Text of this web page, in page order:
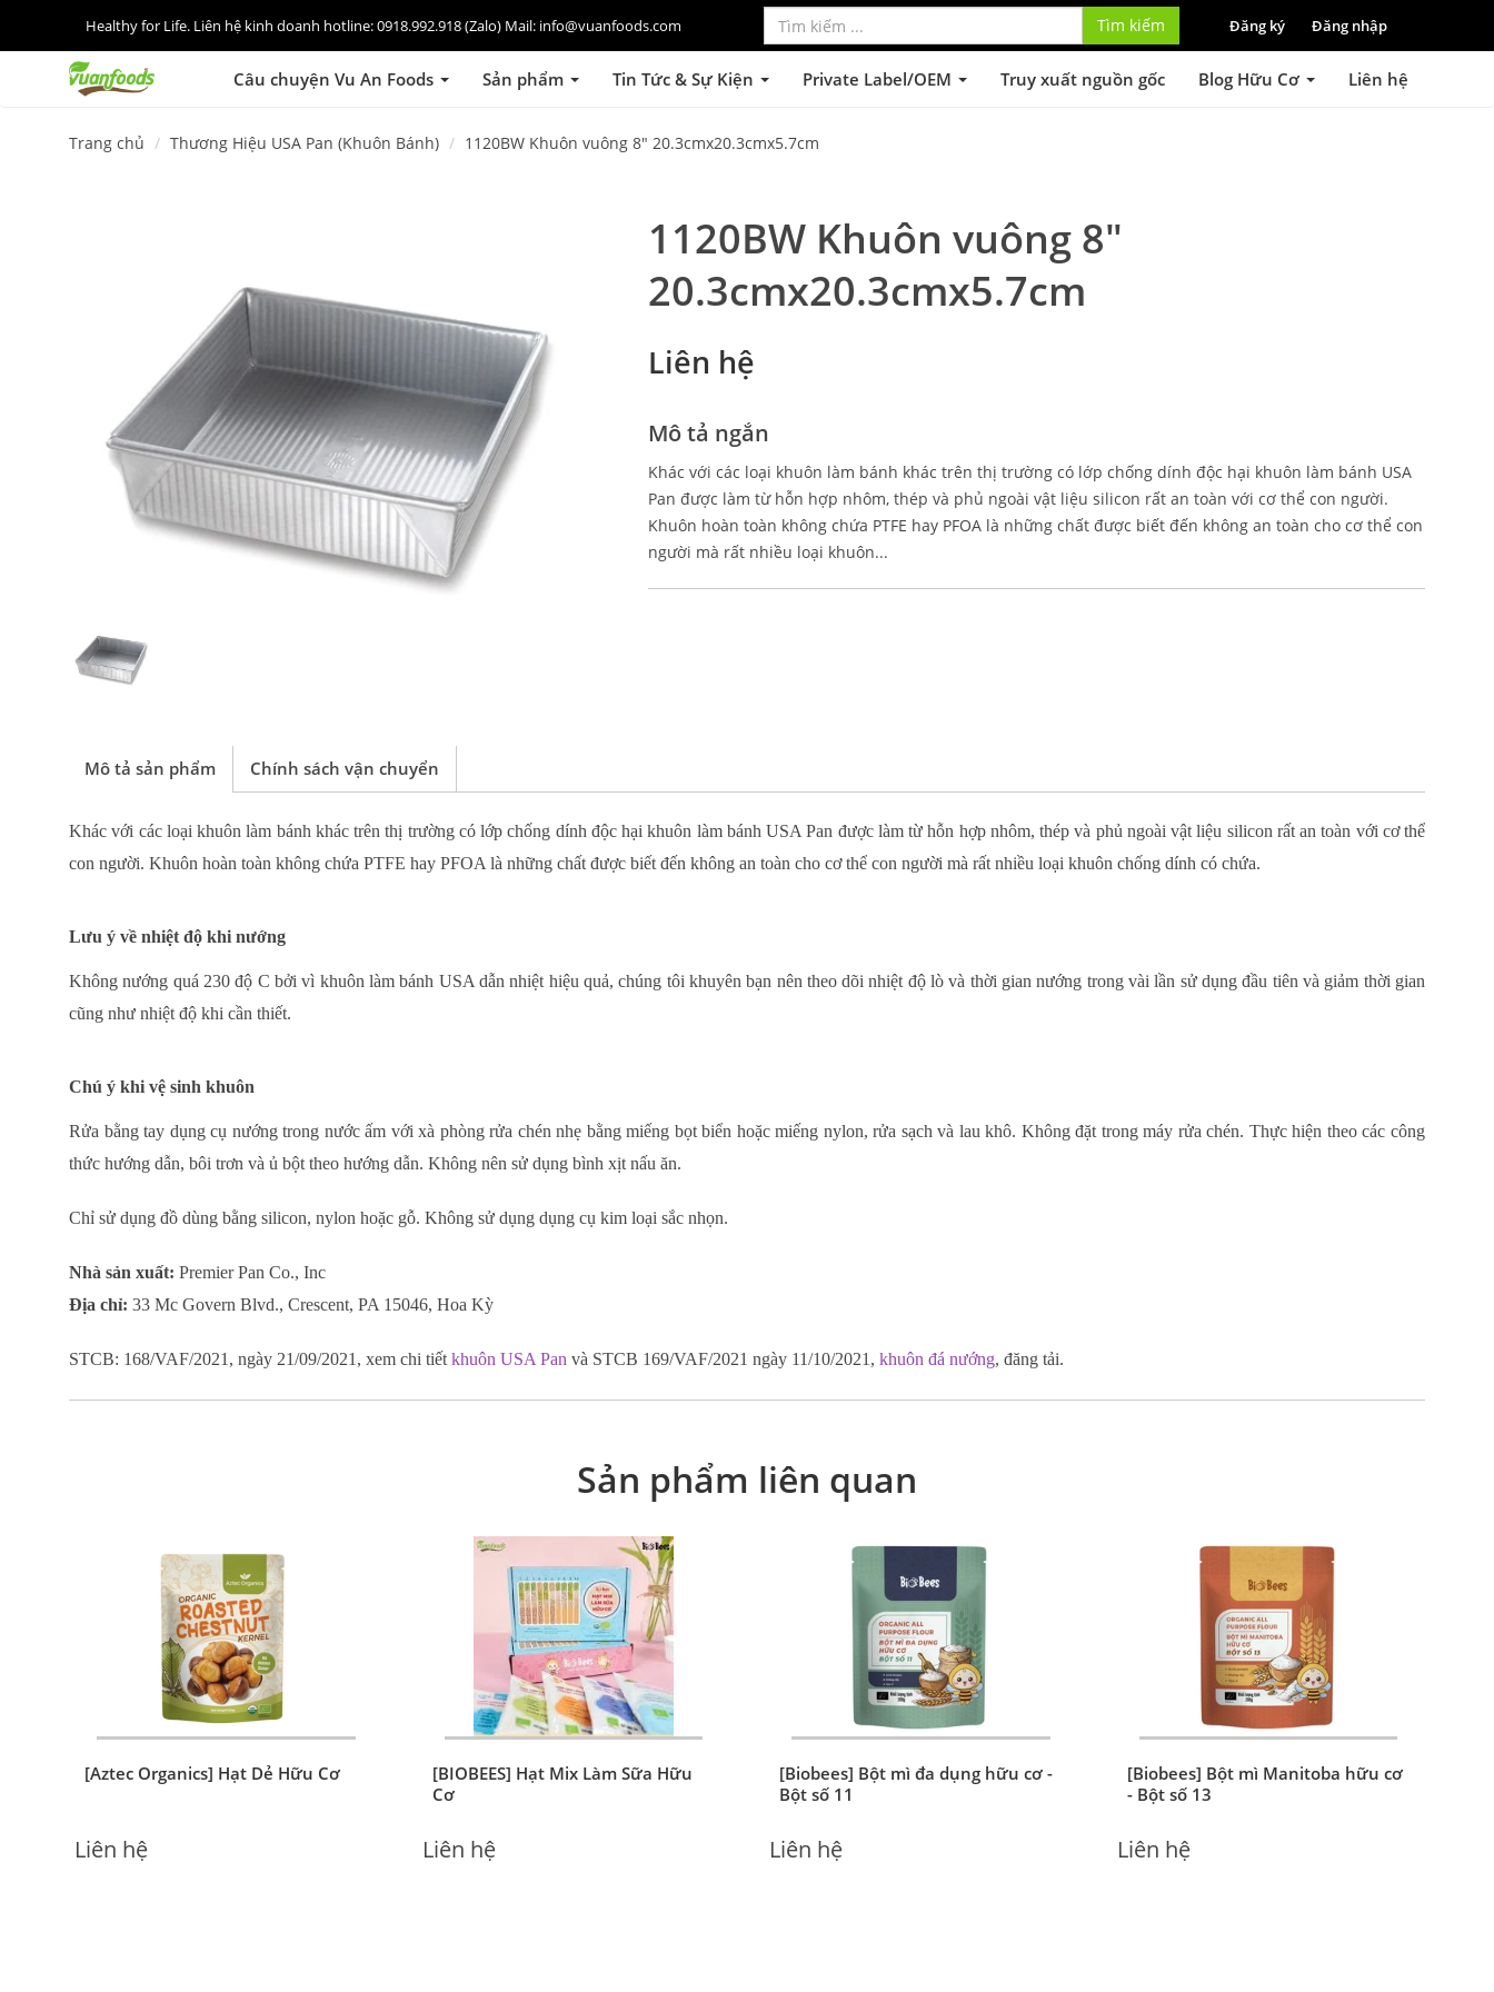
Healthy for Life. Liên hệ kinh doanh hotline: 0918.992.918 (Zalo) Mail: info@vuanfoods.com Tìm kiếm Đăng ký Đăng nhập
Câu chuyện Vu An Foods Sản phẩm Tin Tức & Sự Kiện Private Label/OEM Truy xuất nguồn gốc Blog Hữu Cơ Liên hệ
Trang chủ Thương Hiệu USA Pan (Khuôn Bánh) 1120BW Khuôn vuông 8" 20.3cmx20.3cmx5.7cm
1120BW Khuôn vuông 8"
20.3cmx20.3cmx5.7cm
Liên hệ
Mô tả ngắn
Khác với các loại khuôn làm bánh khác trên thị trường có lớp chống dính độc hại khuôn làm bánh USA
Pan được làm từ hỗn hợp nhôm, thép và phủ ngoài vật liệu silicon rất an toàn với cơ thể con người.
Khuôn hoàn toàn không chứa PTFE hay PFOA là những chất được biết đến không an toàn cho cơ thể con
người mà rất nhiều loại khuôn...
Mô tả sản phẩm Chính sách vận chuyển
Khác với các loại khuôn làm bánh khác trên thị trường có lớp chống dính độc hại khuôn làm bánh USA Pan được làm từ hỗn hợp nhôm, thép và phủ ngoài vật liệu silicon rất an toàn với cơ thể
con người. Khuôn hoàn toàn không chứa PTFE hay PFOA là những chất được biết đến không an toàn cho cơ thể con người mà rất nhiều loại khuôn chống dính có chứa.
Lưu ý về nhiệt độ khi nướng
Không nướng quá 230 độ C bởi vì khuôn làm bánh USA dẫn nhiệt hiệu quả, chúng tôi khuyên bạn nên theo dõi nhiệt độ lò và thời gian nướng trong vài lần sử dụng đầu tiên và giảm thời gian
cũng như nhiệt độ khi cần thiết.
Chú ý khi vệ sinh khuôn
Rửa bằng tay dụng cụ nướng trong nước ấm với xà phòng rửa chén nhẹ bằng miếng bọt biển hoặc miếng nylon, rửa sạch và lau khô. Không đặt trong máy rửa chén. Thực hiện theo các công
thức hướng dẫn, bôi trơn và ủ bột theo hướng dẫn. Không nên sử dụng bình xịt nấu ăn.
Chỉ sử dụng đồ dùng bằng silicon, nylon hoặc gỗ. Không sử dụng dụng cụ kim loại sắc nhọn.
Nhà sản xuất: Premier Pan Co., Inc
Địa chỉ: 33 Mc Govern Blvd., Crescent, PA 15046, Hoa Kỳ
STCB: 168/VAF/2021, ngày 21/09/2021, xem chi tiết khuôn USA Pan và STCB 169/VAF/2021 ngày 11/10/2021, khuôn đá nướng, đăng tải.
Sản phẩm liên quan
[Aztec Organics] Hạt Dẻ Hữu Cơ
Liên hệ
[BIOBEES] Hạt Mix Làm Sữa Hữu
Cơ
Liên hệ
[Biobees] Bột mì đa dụng hữu cơ -
Bột số 11
Liên hệ
[Biobees] Bột mì Manitoba hữu cơ
- Bột số 13
Liên hệ